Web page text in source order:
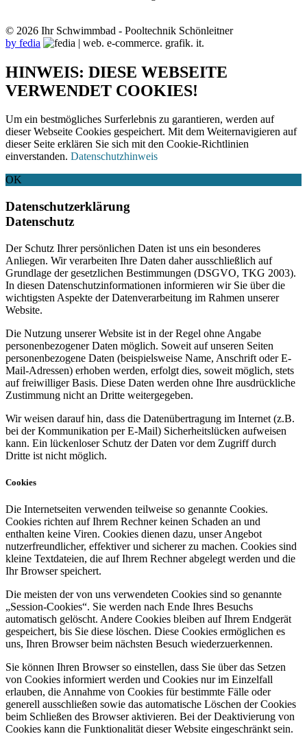
© 2026 Ihr Schwimmbad - Pooltechnik Schönleitner
by fedia
HINWEIS: DIESE WEBSEITE
VERWENDET COOKIES!
Um ein bestmögliches Surferlebnis zu garantieren, werden auf
dieser Webseite Cookies gespeichert. Mit dem Weiternavigieren auf
dieser Seite erklären Sie sich mit den Cookie-Richtlinien
einverstanden. Datenschutzhinweis
OK
Datenschutzerklärung
Datenschutz
Der Schutz Ihrer persönlichen Daten ist uns ein besonderes
Anliegen. Wir verarbeiten Ihre Daten daher ausschließlich auf
Grundlage der gesetzlichen Bestimmungen (DSGVO, TKG 2003).
In diesen Datenschutzinformationen informieren wir Sie über die
wichtigsten Aspekte der Datenverarbeitung im Rahmen unserer
Website.
Die Nutzung unserer Website ist in der Regel ohne Angabe
personenbezogener Daten möglich. Soweit auf unseren Seiten
personenbezogene Daten (beispielsweise Name, Anschrift oder E-
Mail-Adressen) erhoben werden, erfolgt dies, soweit möglich, stets
auf freiwilliger Basis. Diese Daten werden ohne Ihre ausdrückliche
Zustimmung nicht an Dritte weitergegeben.
Wir weisen darauf hin, dass die Datenübertragung im Internet (z.B.
bei der Kommunikation per E-Mail) Sicherheitslücken aufweisen
kann. Ein lückenloser Schutz der Daten vor dem Zugriff durch
Dritte ist nicht möglich.
Cookies
Die Internetseiten verwenden teilweise so genannte Cookies.
Cookies richten auf Ihrem Rechner keinen Schaden an und
enthalten keine Viren. Cookies dienen dazu, unser Angebot
nutzerfreundlicher, effektiver und sicherer zu machen. Cookies sind
kleine Textdateien, die auf Ihrem Rechner abgelegt werden und die
Ihr Browser speichert.
Die meisten der von uns verwendeten Cookies sind so genannte
„Session-Cookies“. Sie werden nach Ende Ihres Besuchs
automatisch gelöscht. Andere Cookies bleiben auf Ihrem Endgerät
gespeichert, bis Sie diese löschen. Diese Cookies ermöglichen es
uns, Ihren Browser beim nächsten Besuch wiederzuerkennen.
Sie können Ihren Browser so einstellen, dass Sie über das Setzen
von Cookies informiert werden und Cookies nur im Einzelfall
erlauben, die Annahme von Cookies für bestimmte Fälle oder
generell ausschließen sowie das automatische Löschen der Cookies
beim Schließen des Browser aktivieren. Bei der Deaktivierung von
Cookies kann die Funktionalität dieser Website eingeschränkt sein.